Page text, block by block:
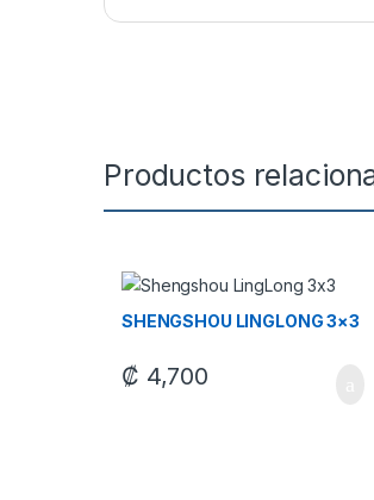
Productos
SHENGSHOU LINGLONG 3×3
₡ 4,700